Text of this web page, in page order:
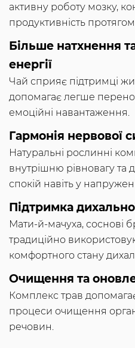
активну роботу мозку,
продуктивність
Більше натхнення
енергії
Чай сприяє підтримці
допомагає легше
емоційні навантаження.
Гармонія нервової
Натуральні рослинні
внутрішню рівновагу та
спокій навіть у
Підтримка
Мати-й-мачуха, соснові
традиційно
комфортного стану
Очищення та
Комплекс трав
процеси очищення
речовин.